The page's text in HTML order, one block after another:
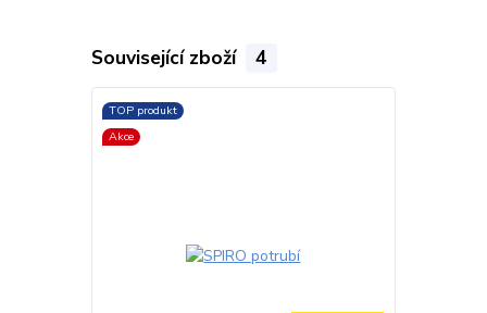
Související zboží 4
TOP produkt
Akce